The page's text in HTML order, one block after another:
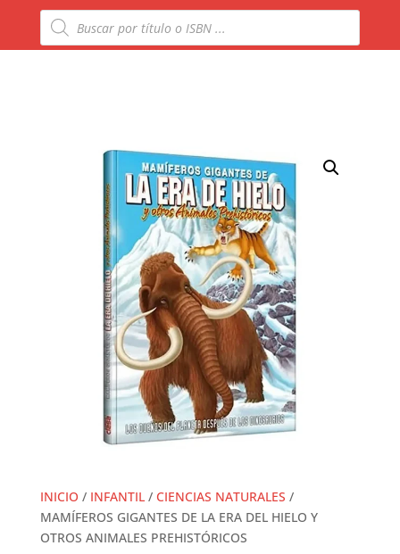
Búsqueda
de
productos
INICIO / INFANTIL/ CIENCIAS NATURALES /
MAMÍFEROS GIGANTES DE LA ERA DEL HIELO Y
OTROS ANIMALES PREHISTÓRICOS